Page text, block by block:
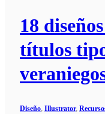
18
títulos
Diseño, Illustrator,